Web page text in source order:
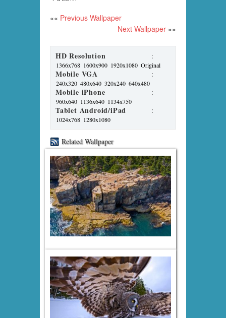
«« Previous Wallpaper
Next Wallpaper »»
HD Resolution :
1366x768 1600x900 1920x1080 Original
Mobile VGA :
240x320 480x640 320x240 640x480
Mobile iPhone :
960x640 1136x640 1134x750
Tablet Android/iPad :
1024x768 1280x1080
Related Wallpaper